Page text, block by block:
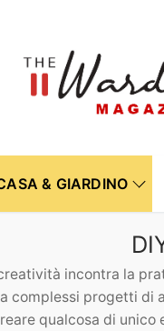
& GIARDINO
incontra la
complessi progetti
qualcosa di unico